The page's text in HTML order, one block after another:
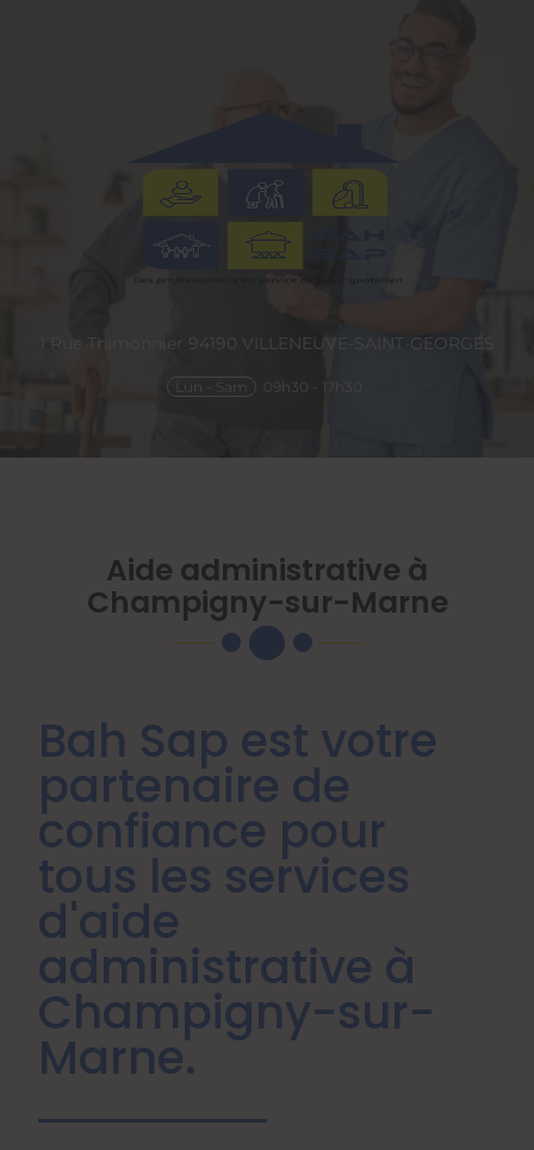
1 Rue Thimonnier 94190 VILLENEUVE-SAINT-GEORGES
Lun - Sam 09h30 - 17h30
Aide administrative à
Champigny-sur-Marne
Bah Sap est votre
partenaire de
confiance pour
tous les services
d'aide
administrative à
Champigny-sur-
Marne.